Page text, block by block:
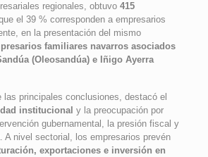
regionales, obtuvo 415
el 39 % corresponden a empresarios
en la presentación del mismo
familiares navarros asociados
(Oleosandúa) e Iñigo Ayerra
las principales conclusiones, destacó el
institucional y la preocupación por
gubernamental, la presión fiscal y
A nivel sectorial, los empresarios prevén
exportaciones e inversión en